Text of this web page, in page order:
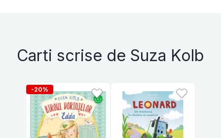
Carti scrise de Suza Kolb
-20%